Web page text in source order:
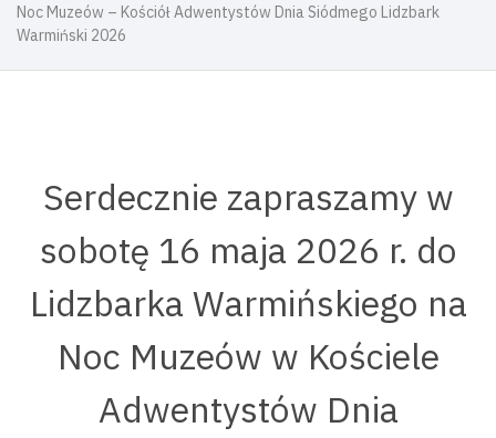
Noc Muzeów – Kościół Adwentystów Dnia Siódmego Lidzbark
Warmiński 2026
Serdecznie zapraszamy w
sobotę 16 maja 2026 r. do
Lidzbarka Warmińskiego na
Noc Muzeów w Kościele
Adwentystów Dnia